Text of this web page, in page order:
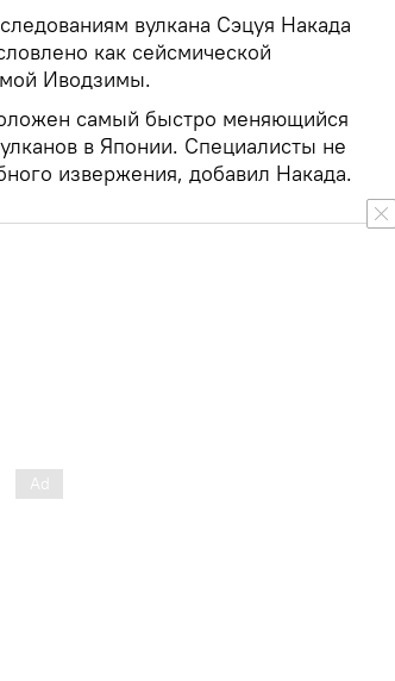
вулкана Сэцуя Накада
как сейсмической
Иводзимы.
самый быстро меняющийся
в Японии. Специалисты не
извержения, добавил Накада.